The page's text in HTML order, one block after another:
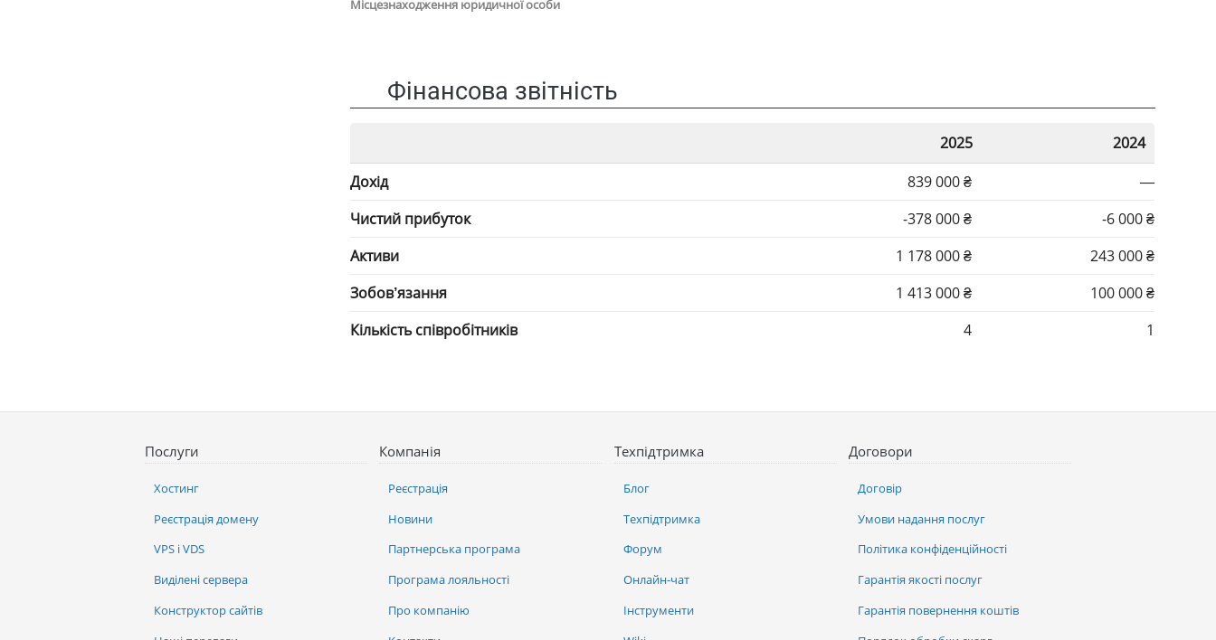
Місцезнаходження юридичної особи
Фінансова звітність
2025
2024
Дохід
839 000 ₴
—
Чистий прибуток
-378 000 ₴
-6 000 ₴
Активи
1 178 000 ₴
243 000 ₴
Зобов’язання
1 413 000 ₴
100 000 ₴
Кількість співробітників
4 1
Послуги
Хостинг
Реєстрація домену
VPS і VDS
Виділені сервера
Конструктор сайтів
Компанія
Реєстрація
Новини
Партнерська програма
Програма лояльності
Про компанію
Техпідтримка
Блог
Техпідтримка
Форум
Онлайн-чат
Інструменти
Договори
Договір
Умови надання послуг
Політика конфіденційності
Гарантія якості послуг
Гарантія повернення коштів